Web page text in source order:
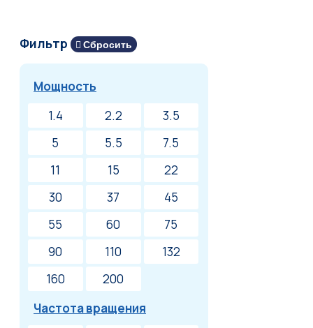
Фильтр Сбросить
Мощность
1.4
2.2
3.5
5
5.5
7.5
11
15
22
30
37
45
55
60
75
90
110
132
160
200
Частота вращения